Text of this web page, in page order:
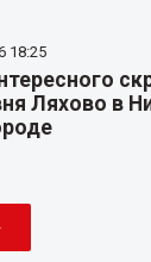
18:25
Ляхово в